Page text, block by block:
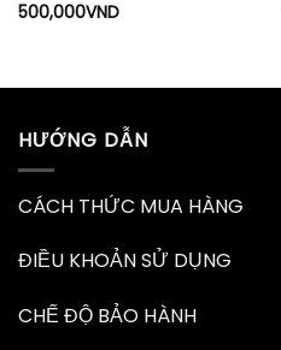
Được xếp
500,000VND
HƯỚNG DẪN
CÁCH THỨC MUA HÀNG
ĐIỀU KHOẢN SỬ DỤNG
CHẾ ĐỘ BẢO HÀNH